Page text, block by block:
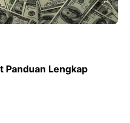
Panduan Lengkap